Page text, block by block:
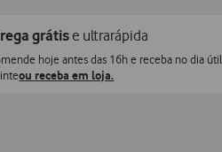
grátise ultrarápida
hoje antes das 16h e receba no dia útil
ou receba em loja.